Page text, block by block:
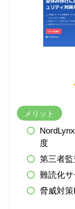
メリット
度
第三者
難読化
脅威対